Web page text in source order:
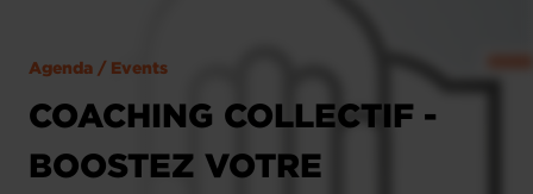
Agenda / Events
COACHING COLLECTIF -
BOOSTEZ VOTRE